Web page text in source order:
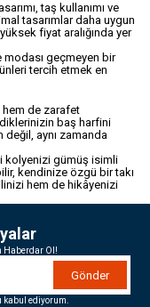
taş kullanımı ve
tasarımlar daha uygun
fiyat aralığında yer
modası geçmeyen bir
tercih etmek en
hem de zarafet
baş harfini
aynı zamanda
kolyenizi gümüş isimli
kendinize özgü bir takı
hem de hikâyenizi
Haberdar Ol!
Gönder
kabul ediyorum.